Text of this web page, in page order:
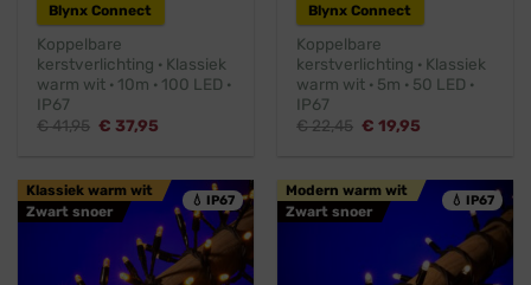
Blynx Connect
Koppelbare
kerstverlichting · Klassiek
warm wit · 10m · 100 LED ·
IP67
€41,95 Oorspronkelijke
€ 37,95
Blynx Connect
Koppelbare
kerstverlichting · Klassiek
warm wit · 5m · 50 LED ·
IP67
€22,45 Oorspronkelijke
€ 19,95
💧 IP67
Klassiek warm wit
Zwart snoer
💧 IP67
Modern warm wit
Zwart snoer